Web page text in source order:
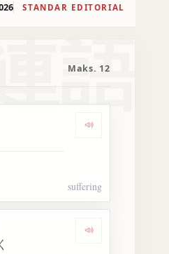
STANDAR EDITORIAL
語
Maks. 12
Dengarkan 難渋
suffering
Dengarkan 難攻